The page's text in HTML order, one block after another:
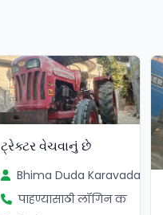
ટ્રેક્ટર વેચવાનું છે
Bhima Duda Karavadara
पाहण्यासाठी लॉगिन करा